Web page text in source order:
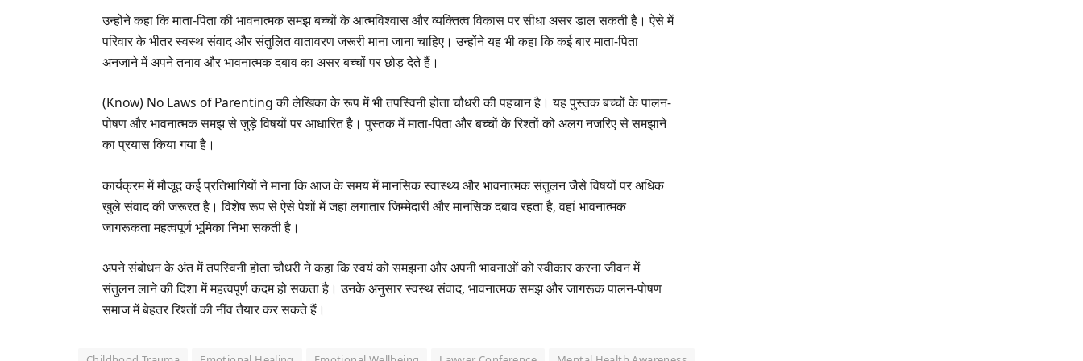
उन्होंने कहा कि माता-पिता की भावनात्मक समझ बच्चों के आत्मविश्वास और व्यक्तित्व विकास पर सीधा असर डाल सकती है। ऐसे में
परिवार के भीतर स्वस्थ संवाद और संतुलित वातावरण जरूरी माना जाना चाहिए। उन्होंने यह भी कहा कि कई बार माता-पिता
अनजाने में अपने तनाव और भावनात्मक दबाव का असर बच्चों पर छोड़ देते हैं।
(Know) No Laws of Parenting की लेखिका के रूप में भी तपस्विनी होता चौधरी की पहचान है। यह पुस्तक बच्चों के पालन-
पोषण और भावनात्मक समझ से जुड़े विषयों पर आधारित है। पुस्तक में माता-पिता और बच्चों के रिश्तों को अलग नजरिए से समझाने
का प्रयास किया गया है।
कार्यक्रम में मौजूद कई प्रतिभागियों ने माना कि आज के समय में मानसिक स्वास्थ्य और भावनात्मक संतुलन जैसे विषयों पर अधिक
खुले संवाद की जरूरत है। विशेष रूप से ऐसे पेशों में जहां लगातार जिम्मेदारी और मानसिक दबाव रहता है, वहां भावनात्मक
जागरूकता महत्वपूर्ण भूमिका निभा सकती है।
अपने संबोधन के अंत में तपस्विनी होता चौधरी ने कहा कि स्वयं को समझना और अपनी भावनाओं को स्वीकार करना जीवन में
संतुलन लाने की दिशा में महत्वपूर्ण कदम हो सकता है। उनके अनुसार स्वस्थ संवाद, भावनात्मक समझ और जागरूक पालन-पोषण
समाज में बेहतर रिश्तों की नींव तैयार कर सकते हैं।